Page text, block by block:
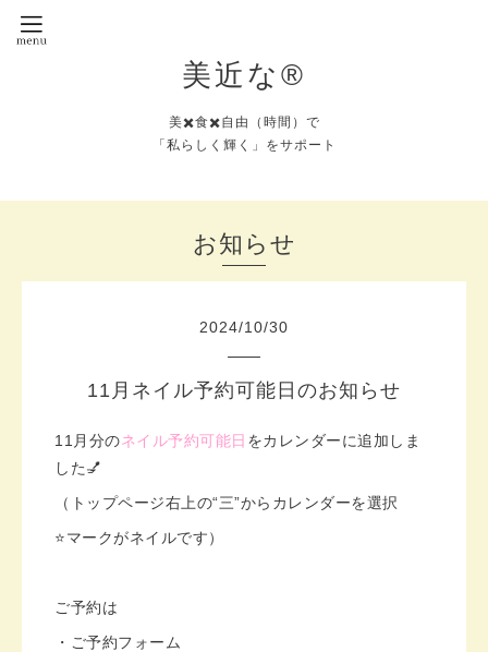
美近な®︎
美✖️食✖️自由（時間）で
「私らしく輝く」をサポート
お知らせ
2024/10/30
11月ネイル予約可能日のお知らせ
11月分のネイル予約可能日 をカレンダーに追加しま
した💅
（トップページ右上の“三”からカレンダーを選択
⭐️マークがネイルです）
ご予約は
・ご予約フォーム